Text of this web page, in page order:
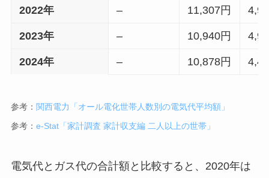
2022年 – 11,307円
2023年 – 10,940円
2024年 – 10,878円
参考： 関西電力「オール電化世帯人数別の電気代平均額」
参考： e-Stat「家計調査 家計収支編 二人以上の世帯」
電気代とガス代の合計額と比較すると、2020年は